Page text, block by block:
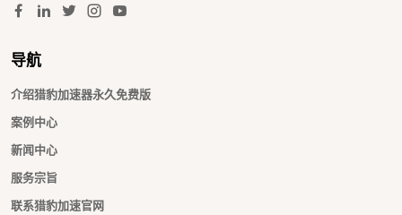
导航
介绍猎豹加速器永久免费版
案例中心
新闻中心
服务宗旨
联系猎豹加速官网